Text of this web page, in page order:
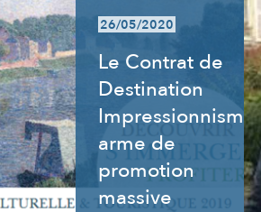
26/05/2020
Le Contrat de
Destination
Impressionnisme,
arme de
promotion
massive